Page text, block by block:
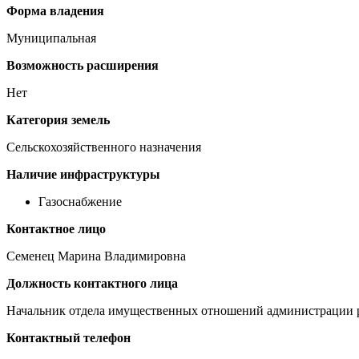
Форма владения
Муниципальная
Возможность расширения
Нет
Категория земель
Сельскохозяйственного назначения
Наличие инфраструктуры
Газоснабжение
Контактное лицо
Семенец Марина Владимировна
Должность контактного лица
Начальник отдела имущественных отношений администрации
Контактный телефон